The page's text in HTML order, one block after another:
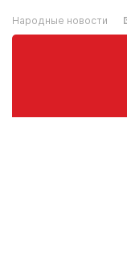
Народные новости